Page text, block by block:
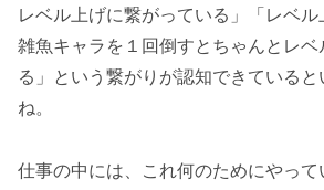
レベル上げに繋がっている」「レベル
雑魚キャラを１回倒すとちゃんとレ
る」という繋がりが認知できていると
ね。
仕事の中には、これ何のためにやっ